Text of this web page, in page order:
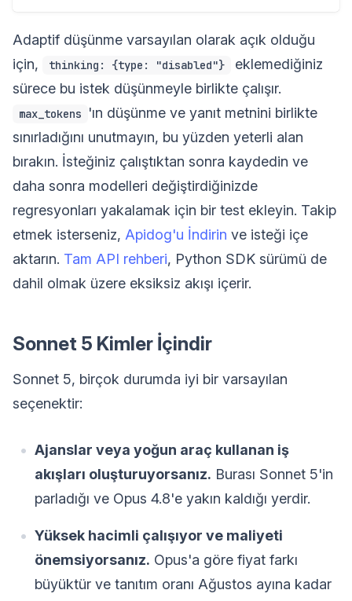
Adaptif düşünme varsayılan olarak açık olduğu
için,
thinking: {type: "disabled"}
eklemediğiniz
sürece bu istek düşünmeyle birlikte çalışır.
max_tokens
'ın düşünme ve yanıt metnini birlikte
sınırladığını unutmayın, bu yüzden yeterli alan
bırakın. İsteğiniz çalıştıktan sonra kaydedin ve
daha sonra modelleri değiştirdiğinizde
regresyonları yakalamak için bir test ekleyin. Takip
etmek isterseniz, Apidog'u İndirin ve isteği içe
aktarın. Tam API rehberi, Python SDK sürümü de
dahil olmak üzere eksiksiz akışı içerir.
Sonnet 5 Kimler İçindir
Sonnet 5, birçok durumda iyi bir varsayılan
seçenektir:
Ajanslar veya yoğun araç kullanan iş
akışları oluşturuyorsanız. Burası Sonnet 5'in
parladığı ve Opus 4.8'e yakın kaldığı yerdir.
Yüksek hacimli çalışıyor ve maliyeti
önemsiyorsanız. Opus'a göre fiyat farkı
büyüktür ve tanıtım oranı Ağustos ayına kadar